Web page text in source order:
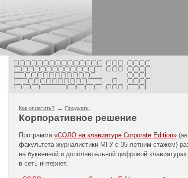
Как оплатить? → Продукты
Корпоративное решение
Программа «СОЛО на клавиатуре Corporate Edition»
факультета журналистики МГУ с 35-летним стажем)
на буквенной и дополнительной цифровой
в сеть интернет.